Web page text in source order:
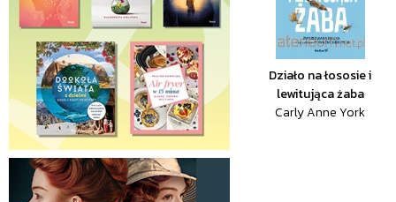
Działo na łososie i
lewitująca żaba
Carly Anne York